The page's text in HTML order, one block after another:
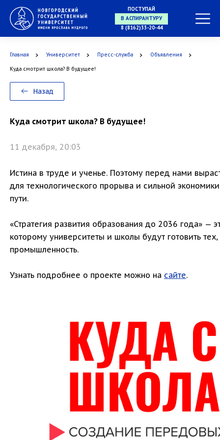
ПОСТУПАЙ
В АСПИРАНТУРУ
В ОРДИНАТУРУ
8 (8162)33-20-44
Главная Университет Пресс-служба Объявления
Куда смотрит школа? В будущее!
Назад
Куда смотрит школа? В будущее!
11 декабря, 20:03
Истина в труде и ученье. Поэтому перед нами
для технологического прорыва и сильной
пути.
«Стратегия развития образования до 2036 года»
которому университеты и школы будут готовить
промышленность.
Узнать подробнее о проекте можно на сайте.